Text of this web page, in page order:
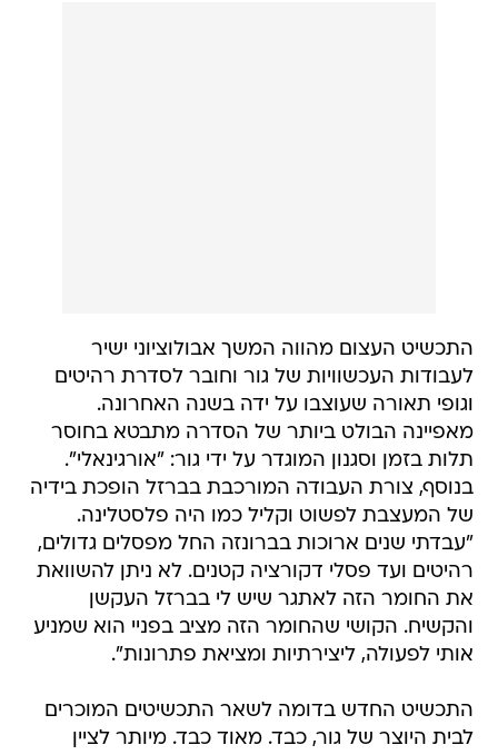
התכשיט העצום מהווה המשך אבולוציוני ישיר
לעבודות העכשוויות של גור וחובר לסדרת רהיטים
וגופי תאורה שעוצבו על ידה בשנה האחרונה.
מאפיינה הבולט ביותר של הסדרה מתבטא בחוסר
תלות בזמן וסגנון המוגדר על ידי גור: "אורגינאלי".
בנוסף, צורת העבודה המורכבת בברזל הופכת בידיה
של המעצבת לפשוט וקליל כמו היה פלסטלינה.
"עבדתי שנים ארוכות בברונזה החל מפסלים גדולים,
רהיטים ועד פסלי דקורציה קטנים. לא ניתן להשוואת
את החומר הזה לאתגר שיש לי בברזל העקשן
והקשיח. הקושי שהחומר הזה מציב בפניי הוא שמניע
אותי לפעולה, ליצירתיות ומציאת פתרונות".
התכשיט החדש בדומה לשאר התכשיטים המוכרים
לבית היוצר של גור, כבד. מאוד כבד. מיותר לציין